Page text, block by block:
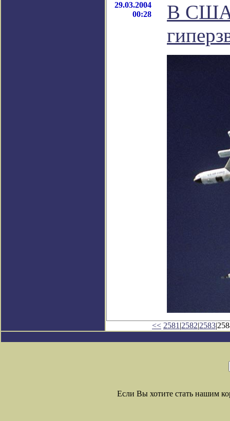
29.03.2004
00:28
В США
<< 2581 |2582|2583
Если Вы хотите стать нашим